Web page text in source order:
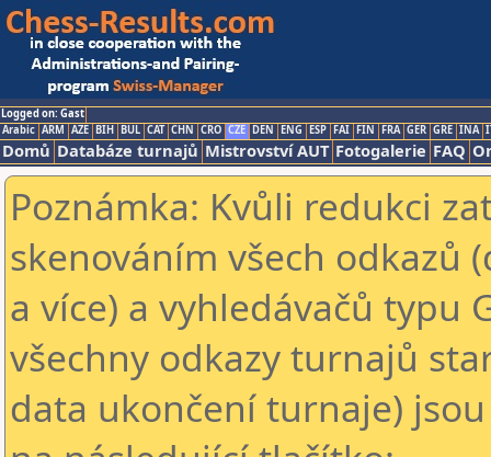
Logged on: Gast
Arabic ARM AZE BIH BUL CAT CHN CRO CZE DEN ENG ESP FAI FIN FRA GER GRE INA
Domů Databáze turnajů Mistrovství AUT Fotogalerie FAQ
Poznámka: Kvůli redukci
skenováním všech odkazů
a více) a vyhledávačů typu
všechny odkazy turnajů
data ukončení turnaje)